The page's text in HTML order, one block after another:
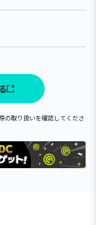
の取り扱いを確認してくださ